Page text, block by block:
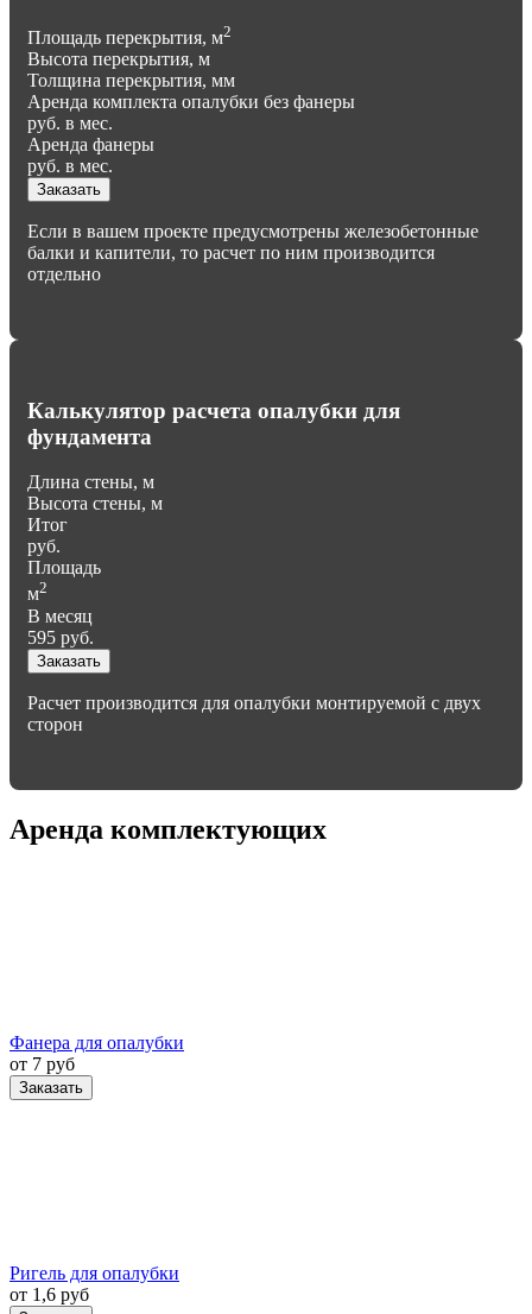
Площадь перекрытия, м2
Высота перекрытия, м
Толщина перекрытия, мм
Аренда комплекта опалубки без фанеры
руб. в мес.
Аренда фанеры
руб. в мес.
Заказать
Если в вашем проекте предусмотрены железобетонные
балки и капители, то расчет по ним производится
отдельно
Калькулятор расчета опалубки для
фундамента
Длина стены, м
Высота стены, м
Итог
руб.
Площадь
м2
В месяц
595 руб.
Заказать
Расчет производится для опалубки монтируемой с двух
сторон
Аренда комплектующих
Фанера для опалубки
от 7 руб
Заказать
Ригель для опалубки
от 1,6 руб